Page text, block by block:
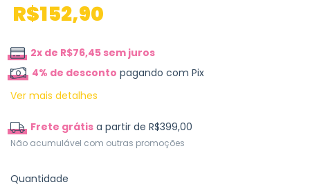
R$152,90
2x de R$76,45sem juros
4% de desconto pagando com Pix
Ver mais detalhes
Frete grátis a partir de R$399,00
Não acumulável com outras promoções
Quantidade